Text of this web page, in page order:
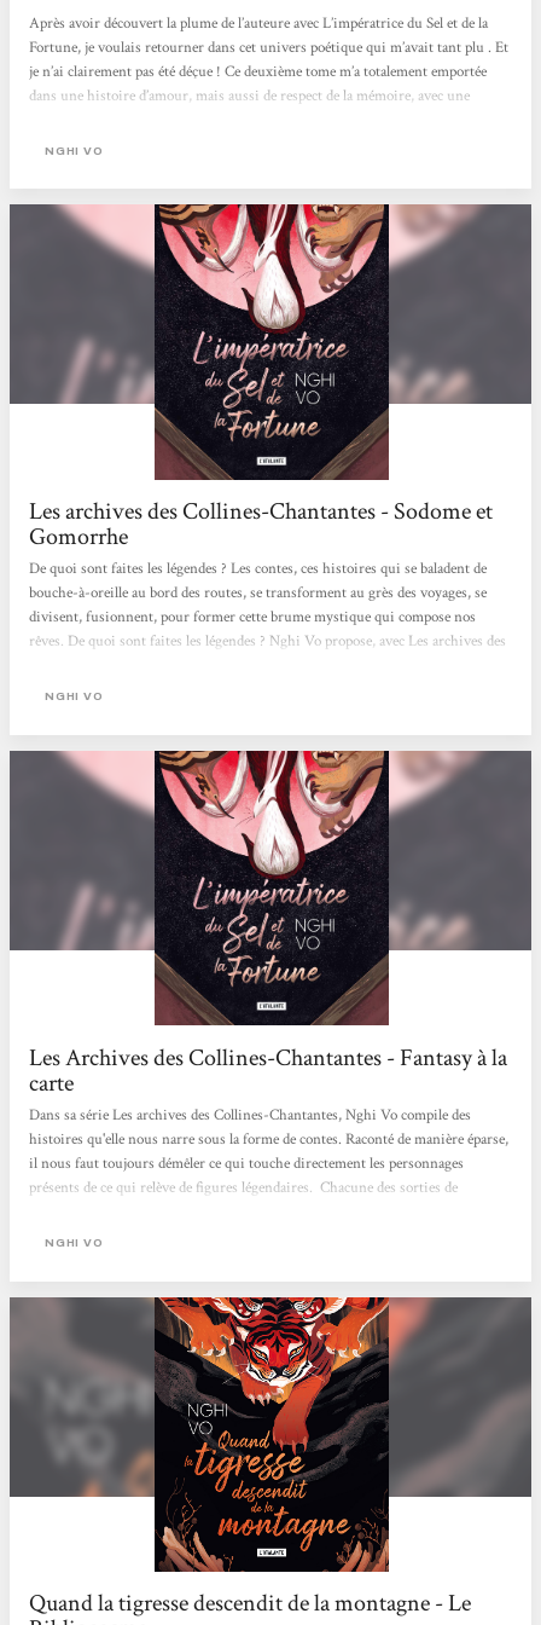
Après avoir découvert la plume de l’auteure avec L’impératrice du Sel et de la
Fortune, je voulais retourner dans cet univers poétique qui m’avait tant plu . Et
je n’ai clairement pas été déçue ! Ce deuxième tome m’a totalement emportée
dans une histoire d’amour, mais aussi de respect de la mémoire, avec une
beaucoup suivre dans sa recherche de récits à archiver. L’environnement créé
NGHI VO
Les archives des Collines-Chantantes - Sodome et
Gomorrhe
De quoi sont faites les légendes ? Les contes, ces histoires qui se baladent de
bouche-à-oreille au bord des routes, se transforment au grès des voyages, se
divisent, fusionnent, pour former cette brume mystique qui compose nos
rêves. De quoi sont faites les légendes ? Nghi Vo propose, avec Les archives des
raconte au coin du feu. En savourer la poésie, et en décrypter le mensonge. Le
Presque-Brillante se rendent dans un palais impérial...
NGHI VO
Les Archives des Collines-Chantantes - Fantasy à la
carte
Dans sa série Les archives des Collines-Chantantes, Nghi Vo compile des
histoires qu'elle nous narre sous la forme de contes. Raconté de manière éparse,
il nous faut toujours démêler ce qui touche directement les personnages
présents de ce qui relève de figures légendaires. Chacune des sorties de
et ainsi en garder une trace. Aussi, le duo formé par l'adelphe et la huppe
cette thématique est le fil directeur de ces trois...
NGHI VO
Quand la tigresse descendit de la montagne - Le